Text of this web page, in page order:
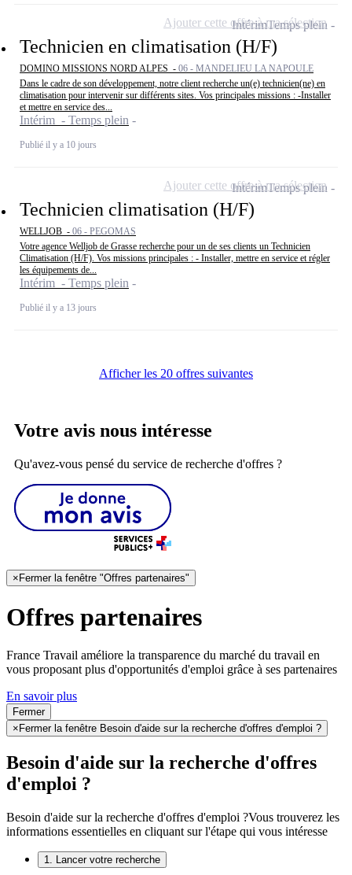
Technicien en climatisation (H/F)
DOMINO MISSIONS NORD ALPES - 06 - MANDELIEU LA NAPOULE
Dans le cadre de son développement, notre client recherche un(e) technicien(ne) en
climatisation pour intervenir sur différents sites. Vos principales missions : -Installer
et mettre en service des...
Intérim - Temps plein
Publié il y a 10 jours
IntérimTemps plein
Ajouter cette offre à ma sélection
Technicien climatisation (H/F)
WELLJOB - 06 - PEGOMAS
Votre agence Welljob de Grasse recherche pour un de ses clients un Technicien
Climatisation (H/F). Vos missions principales : - Installer, mettre en service et régler
les équipements de...
Intérim - Temps plein
Publié il y a 13 jours
IntérimTemps plein
Ajouter cette offre à ma sélection
Afficher les 20 offres suivantes
Votre avis nous intéresse
Qu'avez-vous pensé du service de recherche d'offres ?
×Fermer la fenêtre "Offres partenaires"
Offres partenaires
France Travail améliore la transparence du marché du travail en
vous proposant plus d'opportunités d'emploi grâce à ses partenaires
En savoir plus
Fermer
× Fermer la fenêtre Besoin d'aide sur la recherche d'offres d'emploi ?
Besoin d'aide sur la recherche d'offres
d'emploi ?
Besoin d'aide sur la recherche d'offres d'emploi ?Vous trouverez les
informations essentielles en cliquant sur l'étape qui vous intéresse
1. Lancer votre recherche